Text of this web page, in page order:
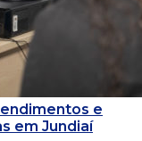
e
em Jundiaí